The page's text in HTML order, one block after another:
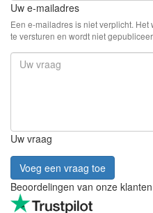
Uw e-mailadres
Een e-mailadres is niet verplicht.
te versturen en wordt niet
Uw vraag
Voeg een vraag toe
Beoordelingen van onze klanten